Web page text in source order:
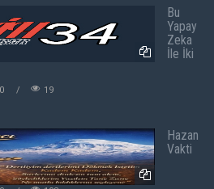
Bu
Yapay
Zeka
İle İki
0 19
Hazan
Vakti